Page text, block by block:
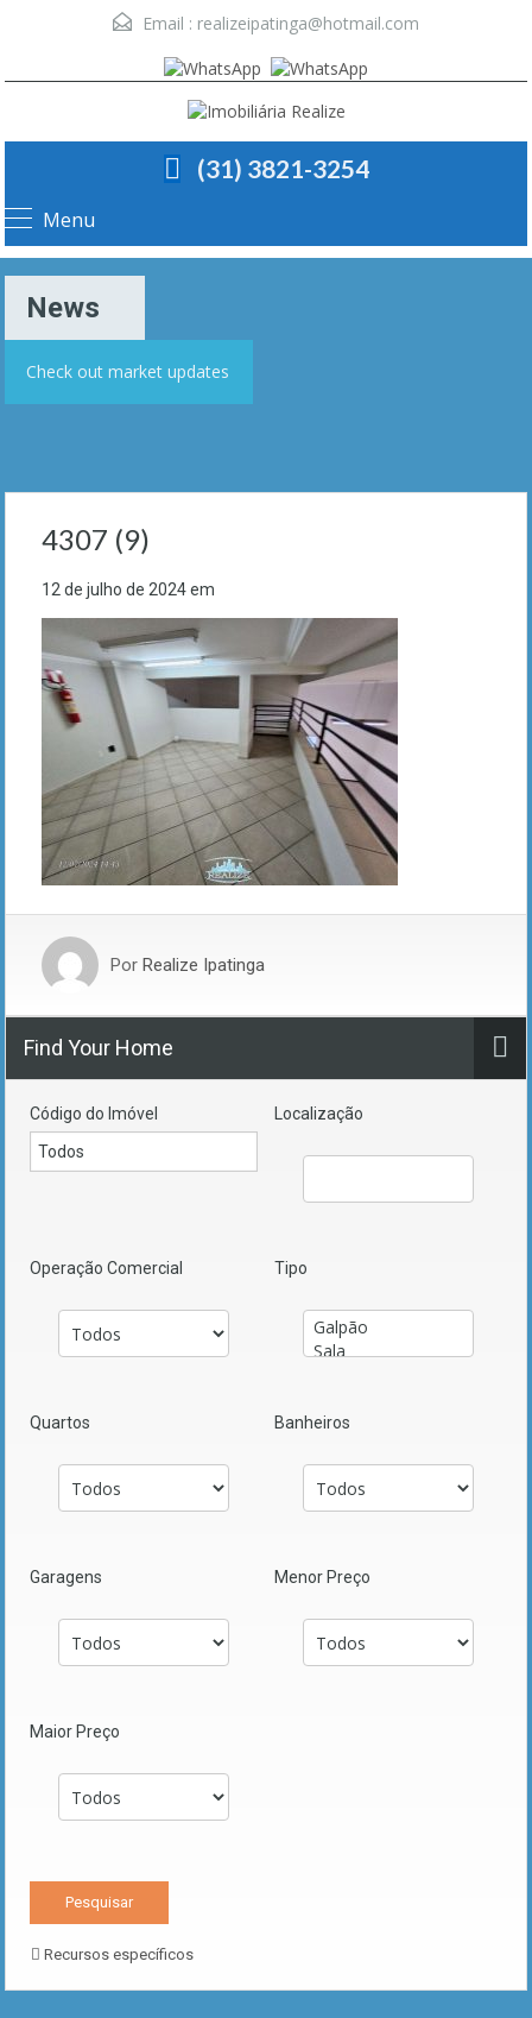
Email : realizeipatinga@hotmail.com
(31) 3821-3254
Menu
News
Check out market updates
4307 (9)
12 de julho de 2024em
Por Realize Ipatinga
Find Your Home
Código do Imóvel Localização
Operação Comercial Tipo
Quartos Banheiros
Garagens Menor Preço
Maior Preço
Recursos específicos